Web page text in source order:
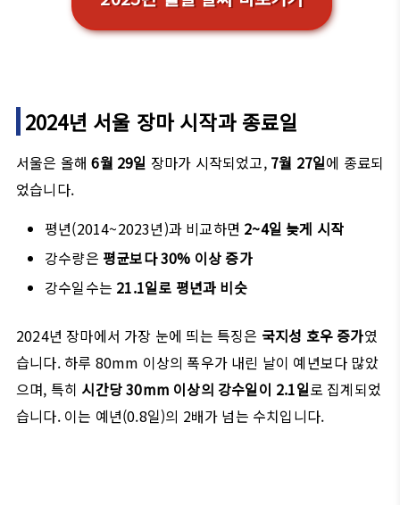
2024년 서울 장마 시작과 종료일
서울은 올해6월 29일 장마가 시작되었고, 7월 27일에 종료되
었습니다.
평년(2014~2023년)과 비교하면 2~4일 늦게 시작
강수량은 평균보다 30% 이상 증가
강수일수는 21.1일로 평년과 비슷
2024년 장마에서 가장 눈에 띄는 특징은 국지성 호우 증가였
습니다. 하루 80mm 이상의 폭우가 내린 날이 예년보다 많았
으며, 특히 시간당 30mm 이상의 강수일이 2.1일로 집계되었
습니다. 이는 예년(0.8일)의 2배가 넘는 수치입니다.